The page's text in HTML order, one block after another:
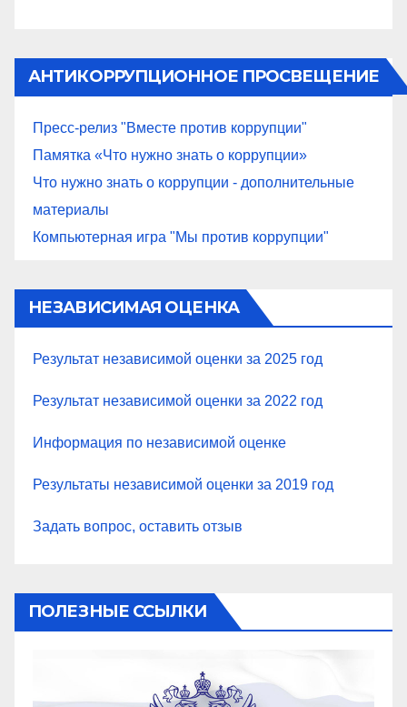
АНТИКОРРУПЦИОННОЕ ПРОСВЕЩЕНИЕ
Пресс-релиз "Вместе против коррупции"
Памятка «Что нужно знать о коррупции»
Что нужно знать о коррупции - дополнительные
материалы
Компьютерная игра "Мы против коррупции"
НЕЗАВИСИМАЯ ОЦЕНКА
Результат независимой оценки за 2025 год
Результат независимой оценки за 2022 год
Информация по независимой оценке
Результаты независимой оценки за 2019 год
Задать вопрос, оставить отзыв
ПОЛЕЗНЫЕ ССЫЛКИ